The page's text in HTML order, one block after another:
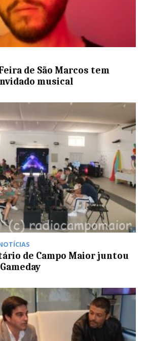
de São Marcos tem
musical
de Campo Maior juntou